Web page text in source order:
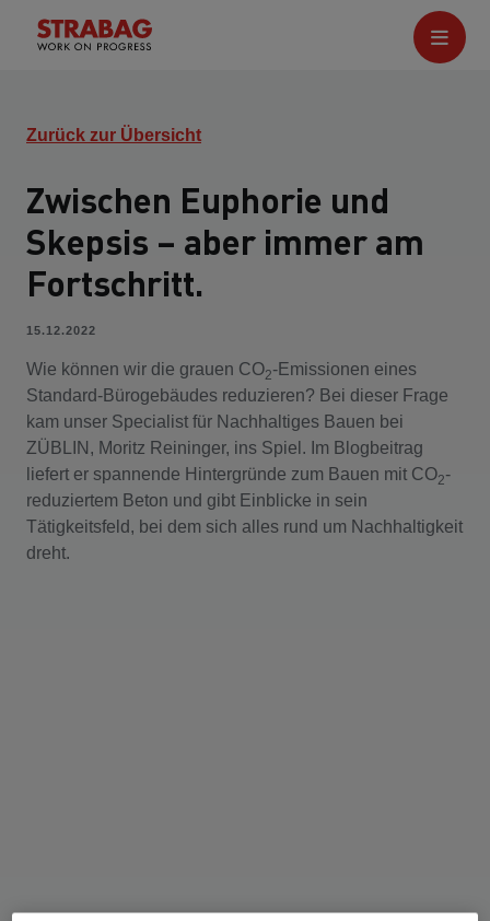
Zurück zur Übersicht
Zwischen Euphorie und
Skepsis – aber immer am
Fortschritt.
15.12.2022
Wie können wir die grauen CO2-Emissionen eines
Standard-Bürogebäudes reduzieren? Bei dieser Frage
kam unser Specialist für Nachhaltiges Bauen bei
ZÜBLIN, Moritz Reininger, ins Spiel. Im Blogbeitrag
liefert er spannende Hintergründe zum Bauen mit CO2-
reduziertem Beton und gibt Einblicke in sein
Tätigkeitsfeld, bei dem sich alles rund um Nachhaltigkeit
dreht.